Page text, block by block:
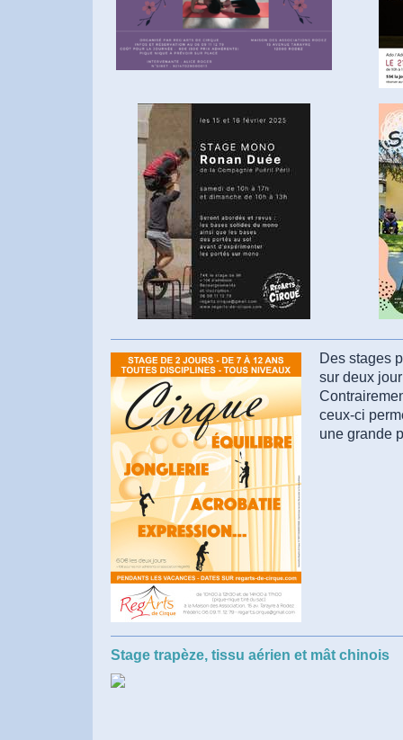
Des stages
sur deux
ceux-ci
une grande
Stage trapèze, tissu aérien et mât chinois